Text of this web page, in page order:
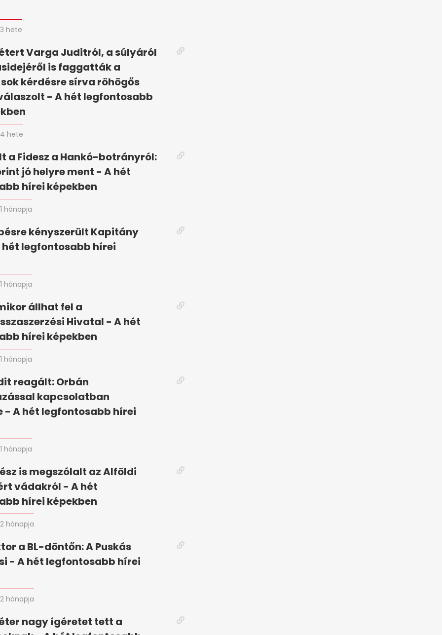
3 hete
Varga Juditról, a súlyáról
is faggatták a
kérdésre sírva röhögős
- A hét legfontosabb
4 hete
a Fidesz a Hankó-botrányról:
jó helyre ment - A hét
hírei képekben
1 hónapja
kényszerült Kapitány
legfontosabb hírei
1 hónapja
állhat fel a
Hivatal - A hét
hírei képekben
1 hónapja
reagált: Orbán
kapcsolatban
- A hét legfontosabb hírei
1 hónapja
is megszólalt az Alföldi
vádakról - A hét
hírei képekben
2 hónapja
a BL-döntőn: A Puskás
- A hét legfontosabb hírei
2 hónapja
nagy ígéretet tett a